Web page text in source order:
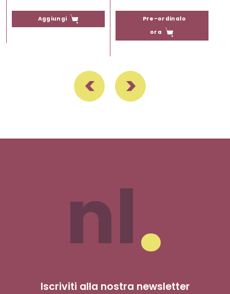
Aggiungi
Pre-ordinalo
ora
nl
Iscriviti alla nostra newsletter